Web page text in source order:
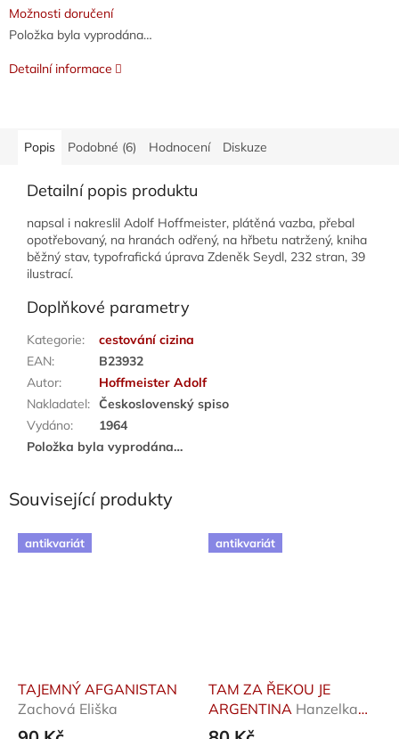
Možnosti doručení
Položka byla vyprodána…
Detailní informace
Popis Podobné (6) Hodnocení Diskuze
Detailní popis produktu
napsal i nakreslil Adolf Hoffmeister, plátěná vazba, přebal
opotřebovaný, na hranách odřený, na hřbetu natržený, kniha
běžný stav, typofrafická úprava Zdeněk Seydl, 232 stran, 39
ilustrací.
Doplňkové parametry
Kategorie:
cestování cizina
EAN:
B23932
Autor:
Hoffmeister Adolf
Nakladatel: Československý spiso
Vydáno:
1964
Položka byla vyprodána…
Související produkty
antikvariát
TAJEMNÝ AFGANISTAN
Zachová Eliška
antikvariát
TAM ZA ŘEKOU JE
ARGENTINA Hanzelka
Jiří, Zikmund Miroslav